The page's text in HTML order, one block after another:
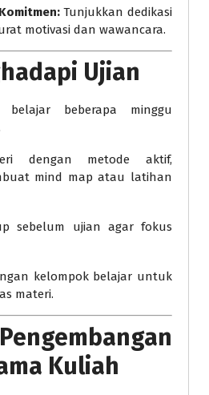
Tunjukkan dedikasi
motivasi dan wawancara.
Ujian
beberapa minggu
dengan metode aktif,
mind map atau latihan
sebelum ujian agar fokus
kelompok belajar untuk
materi.
Kuliah